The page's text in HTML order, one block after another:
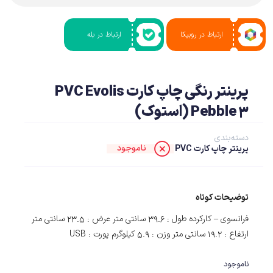
ارتباط در روبیکا ارتباط در بله
پرینتر رنگی چاپ کارت PVC Evolis
Pebble 3 (استوک)
ناموجود
دسته‌بندی
پرینتر چاپ کارت PVC
توضیحات کوتاه
فرانسوی – کارکرده طول : 39.6 سانتی متر عرض : 23.5 سانتی متر
ارتفاع : 19.2 سانتی متر وزن : 5.9 کیلوگرم پورت : USB
ناموجود